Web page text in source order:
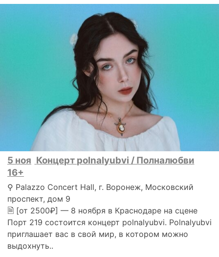
5 ноя Концерт polnalyubvi / Полналюбви
16+
⚲ Palazzo Concert Hall, г. Воронеж, Московский
проспект, дом 9
🗎 [от 2500₽] — 8 ноября в Краснодаре на сцене
Порт 219 состоится концерт polnalyubvi. Polnalyubvi
приглашает вас в свой мир, в котором можно
выдохнуть..